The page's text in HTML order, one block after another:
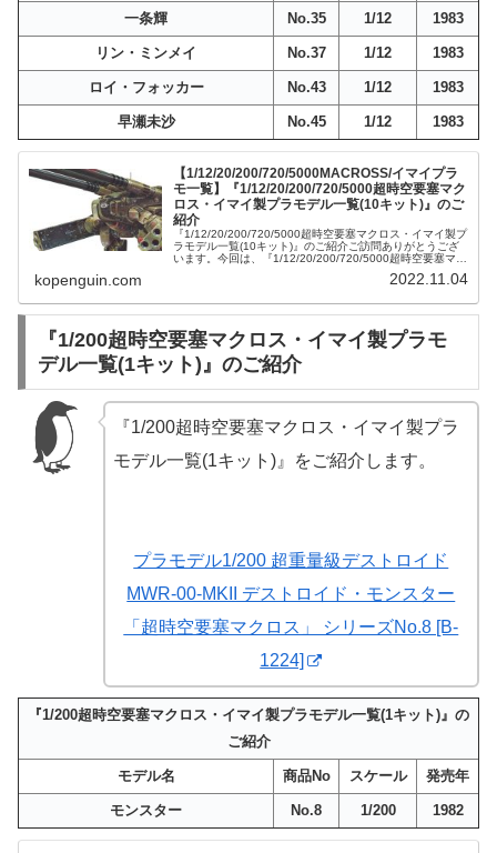
一条輝 No.35 1/12 1983
リン・ミンメイ No.37 1/12 1983
ロイ・フォッカー No.43 1/12 1983
早瀬未沙 No.45 1/12 1983
【1/12/20/200/720/5000MACROSS/イマイプラ
モ一覧】『1/12/20/200/720/5000超時空要塞マク
ロス・イマイ製プラモデル一覧(10キット)』のご
紹介
『1/12/20/200/720/5000超時空要塞マクロス・イマイ製プ
ラモデル一覧(10キット)』のご紹介ご訪問ありがとうござ
います。今回は、『1/12/20/200/720/5000超時空要塞マク
kopenguin.com 2022.11.04
『1/200超時空要塞マクロス・イマイ製プラモ
デル一覧(1キット)』のご紹介
『1/200超時空要塞マクロス・イマイ製プラ
モデル一覧(1キット)』をご紹介します。
プラモデル1/200 超重量級デストロイド
MWR-00-MKII デストロイド・モンスター
「超時空要塞マクロス」 シリーズNo.8 [B-
1224]
『1/200超時空要塞マクロス・イマイ製プラモデル一覧(1キット)』の
ご紹介
モデル名 商品No スケール 発売年
モンスター No.8 1/200 1982